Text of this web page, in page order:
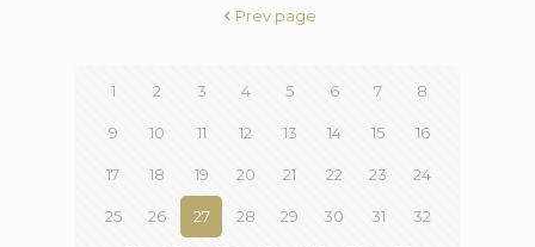
Prev page
1 2 3 4 5 6 7 8
9 10 11 12 13 14 15 16
17 18 19 20 21 22 23 24
25 26 27 28 29 30 31 32